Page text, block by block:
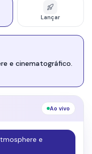
Lançar
Ao vivo
plataformas.